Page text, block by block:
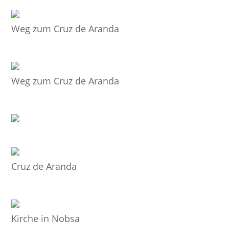
Weg zum Cruz de Aranda
Weg zum Cruz de Aranda
Cruz de Aranda
Kirche in Nobsa